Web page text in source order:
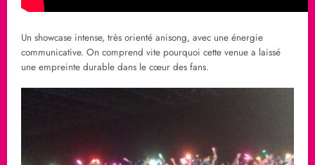
Un showcase intense, très orienté anisong, avec une énergie
communicative. On comprend vite pourquoi cette venue a laissé
une empreinte durable dans le cœur des fans.